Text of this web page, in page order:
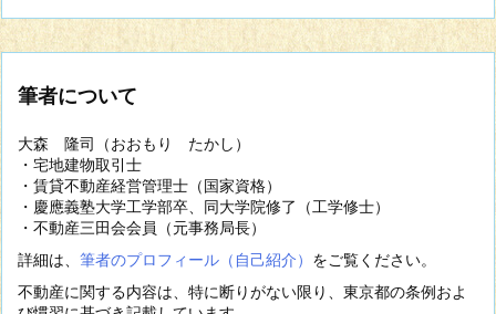
筆者について
大森 隆司（おおもり たかし）
・宅地建物取引士
・賃貸不動産経営管理士（国家資格）
・慶應義塾大学工学部卒、同大学院修了（工学修士）
・不動産三田会会員（元事務局長）
詳細は、 筆者のプロフィール（自己紹介） をご覧ください。
不動産に関する内容は、特に断りがない限り、東京都の条例およ